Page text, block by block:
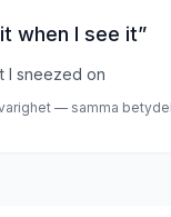
when I see it”
I sneezed on
— samma